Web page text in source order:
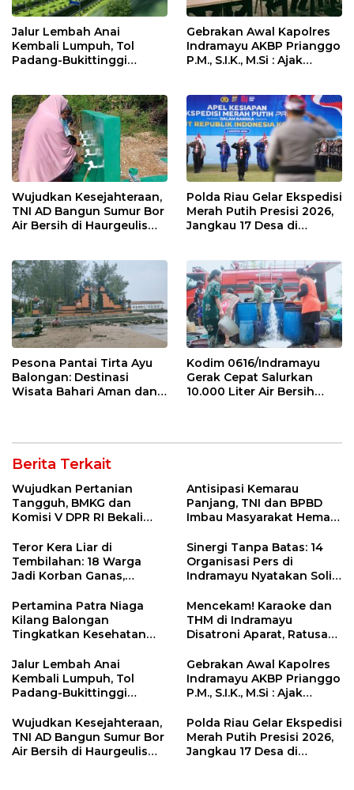
Jalur Lembah Anai
Kembali Lumpuh, Tol
Padang-Bukittinggi
Gebrakan Awal Kapolres
Indramayu AKBP Prianggo
P.M., S.I.K., M.Si : Ajak
Wujudkan Kesejahteraan,
TNI AD Bangun Sumur Bor
Air Bersih di Haurgeulis
Polda Riau Gelar Ekspedisi
Merah Putih Presisi 2026,
Jangkau 17 Desa di
Pesona Pantai Tirta Ayu
Balongan: Destinasi
Wisata Bahari Aman dan
Kodim 0616/Indramayu
Gerak Cepat Salurkan
10.000 Liter Air Bersih
Berita Terkait
Wujudkan Pertanian
Tangguh, BMKG dan
Komisi V DPR RI Bekali
Sekolah Lapang Iklim
Antisipasi Kemarau
Panjang, TNI dan BPBD
Imbau Masyarakat Hemat
Kebakaran
Teror Kera Liar di
Tembilahan: 18 Warga
Jadi Korban Ganas,
12 Jahitan!
Sinergi Tanpa Batas: 14
Organisasi Pers di
Indramayu Nyatakan Solid
Pertamina Patra Niaga
Kilang Balongan
Tingkatkan Kesehatan
Pemeriksaan Kesehatan
Rutin dan Edukasi
Perawatan Gigi
Mencekam! Karaoke dan
THM di Indramayu
Disatroni Aparat, Ratusan
Dites Urine!
Jalur Lembah Anai
Kembali Lumpuh, Tol
Padang-Bukittinggi
Strategis
Gebrakan Awal Kapolres
Indramayu AKBP Prianggo
P.M., S.I.K., M.Si : Ajak
dan Analisa Program Kerja
Wujudkan Kesejahteraan,
TNI AD Bangun Sumur Bor
Air Bersih di Haurgeulis
Polda Riau Gelar Ekspedisi
Merah Putih Presisi 2026,
Jangkau 17 Desa di